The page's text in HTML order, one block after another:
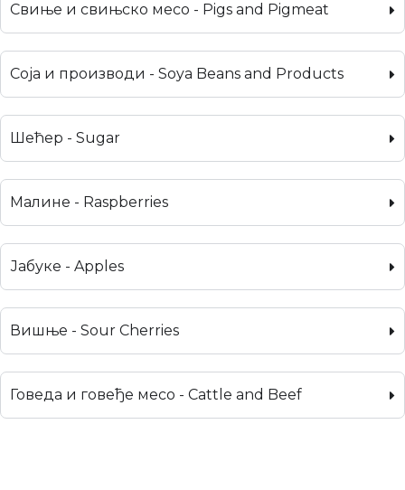
Свиње и свињско месо - Pigs and Pigmeat
Соја и производи - Soya Beans and Products
Шећер - Sugar
Малине - Raspberries
Јабуке - Apples
Вишње - Sour Cherries
Говеда и говеђе месо - Cattle and Beef